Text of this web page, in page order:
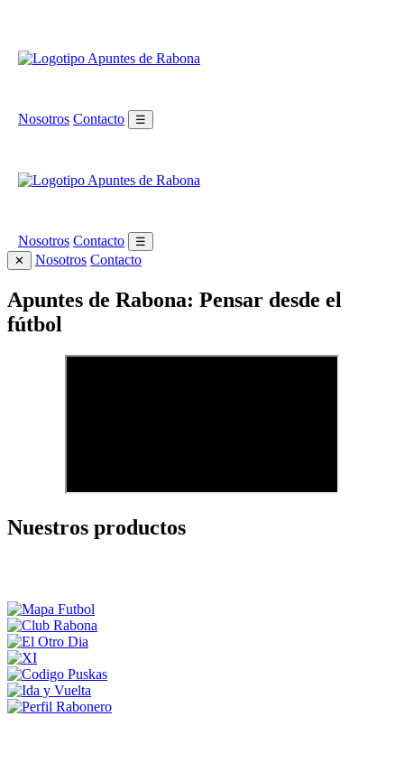
Nosotros Contacto ☰
Nosotros Contacto
☰
✕
Nosotros Contacto
Apuntes de Rabona: Pensar desde el
fútbol
Nuestros productos